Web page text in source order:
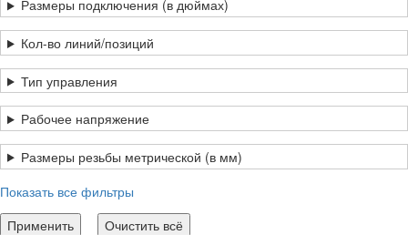
Размеры подключения (в дюймах)
Кол-во линий/позиций
Тип управления
Рабочее напряжение
Размеры резьбы метрической (в мм)
Показать все фильтры